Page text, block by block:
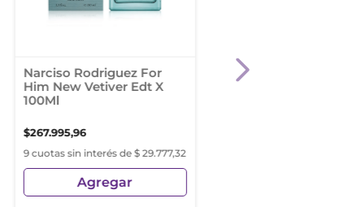
Narciso Rodriguez For
Him New Vetiver Edt X
100Ml
$267.995,96
9 cuotas sin interés de $ 29.777,32
Agregar
Rabanne Phantom
100 Ml